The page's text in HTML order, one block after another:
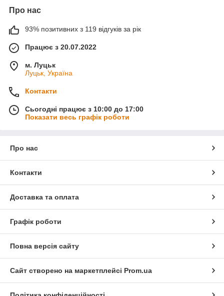
Про нас
93% позитивних з 119 відгуків за рік
Працює з 20.07.2022
м. Луцьк
Луцьк, Україна
Контакти
Сьогодні працює з 10:00 до 17:00
Показати весь графік роботи
Про нас
Контакти
Доставка та оплата
Графік роботи
Повна версія сайту
Сайт створено на маркетплейсі Prom.ua